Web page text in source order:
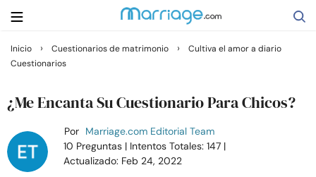
Buscar
Relaciones
Inicio › Cuestionarios de matrimonio › Cultiva el amor a diario
Cuestionarios
¿Me Encanta Su Cuestionario Para Chicos?
Por Marriage.com Editorial Team
10 Preguntas | Intentos Totales: 147 |
Actualizado: Feb 24, 2022